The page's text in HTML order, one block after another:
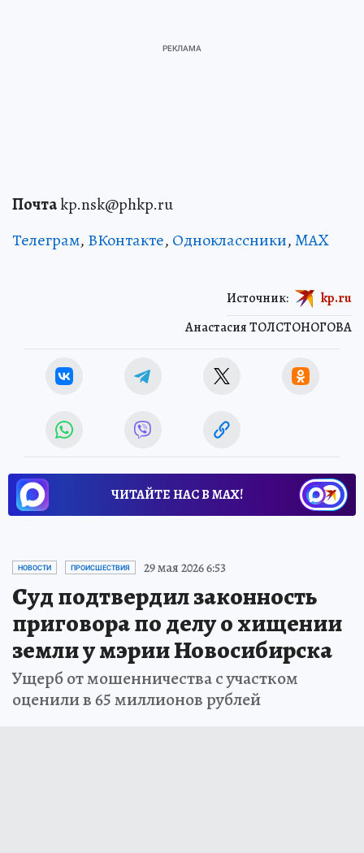
Почтаkp.nsk@phkp.ru
Телеграм, ВКонтакте, Одноклассники,MAX
Анастасия ТОЛСТОНОГОВА
Источник: kp.ru
ЧИТАЙТЕ НАС В МАХ!
НОВОСТИ ПРОИСШЕСТВИЯ 29 мая 2026 6:53
Суд подтвердил законность
приговора по делу о хищении
земли у мэрии Новосибирска
Ущерб от мошенничества с участком
оценили в 65 миллионов рублей